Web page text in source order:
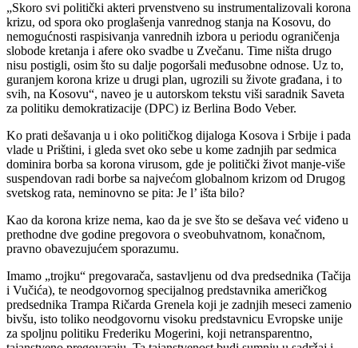
„Skoro svi politički akteri prvenstveno su instrumentalizovali korona
krizu, od spora oko proglašenja vanrednog stanja na Kosovu, do
nemogućnosti raspisivanja vanrednih izbora u periodu ograničenja
slobode kretanja i afere oko svadbe u Zvečanu. Time ništa drugo
nisu postigli, osim što su dalje pogoršali međusobne odnose. Uz to,
guranjem korona krize u drugi plan, ugrozili su živote građana, i to
svih, na Kosovu“, naveo je u autorskom tekstu viši saradnik Saveta
za politiku demokratizacije (DPC) iz Berlina Bodo Veber.
Ko prati dešavanja u i oko političkog dijaloga Kosova i Srbije i pada
vlade u Prištini, i gleda svet oko sebe u kome zadnjih par sedmica
dominira borba sa korona virusom, gde je politički život manje-više
suspendovan radi borbe sa najvećom globalnom krizom od Drugog
svetskog rata, neminovno se pita: Je l’ išta bilo?
Kao da korona krize nema, kao da je sve što se dešava već viđeno u
prethodne dve godine pregovora o sveobuhvatnom, konačnom,
pravno obavezujućem sporazumu.
Imamo „trojku“ pregovarača, sastavljenu od dva predsednika (Tačija
i Vučića), te neodgovornog specijalnog predstavnika američkog
predsednika Trampa Ričarda Grenela koji je zadnjih meseci zamenio
bivšu, isto toliko neodgovornu visoku predstavnicu Evropske unije
za spoljnu politiku Frederiku Mogerini, koji netransparentno,